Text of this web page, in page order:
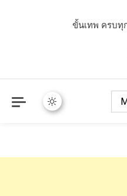
ขั้นเทพ ครบทุ